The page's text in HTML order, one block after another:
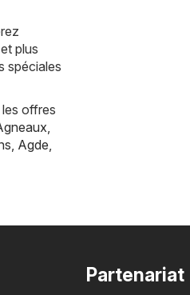
plus
spéciales
offres
Agde
Partenariat